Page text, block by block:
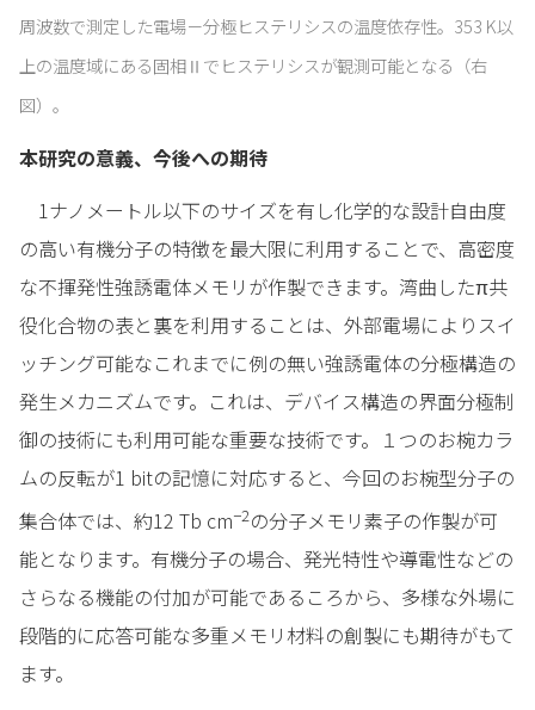
周波数で測定した電場－分極ヒステリシスの温度依存性。353 K以
上の温度域にある固相Ⅱでヒステリシスが観測可能となる（右
図）。
本研究の意義、今後への期待
1ナノメートル以下のサイズを有し化学的な設計自由度
の高い有機分子の特徴を最大限に利用することで、高密度
な不揮発性強誘電体メモリが作製できます。湾曲したπ共
役化合物の表と裏を利用することは、外部電場によりスイ
ッチング可能なこれまでに例の無い強誘電体の分極構造の
発生メカニズムです。これは、デバイス構造の界面分極制
御の技術にも利用可能な重要な技術です。１つのお椀カラ
ムの反転が1 bitの記憶に対応すると、今回のお椀型分子の
集合体では、約12 Tb cm−2の分子メモリ素子の作製が可
能となります。有機分子の場合、発光特性や導電性などの
さらなる機能の付加が可能であるころから、多様な外場に
段階的に応答可能な多重メモリ材料の創製にも期待がもて
ます。